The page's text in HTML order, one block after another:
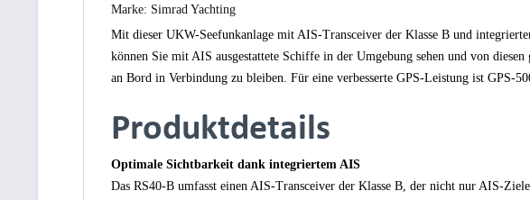
Marke: Simrad Yachting
Mit dieser UKW-Seefunkanlage mit AIS-Transceiver der Klasse B und
können Sie mit AIS ausgestattete Schiffe in der Umgebung sehen und von
an Bord in Verbindung zu bleiben. Für eine verbesserte GPS-Leistung ist GPS-
Produktdetails
Optimale Sichtbarkeit dank integriertem AIS
Das RS40-B umfasst einen AIS-Transceiver der Klasse B, der nicht nur AIS-